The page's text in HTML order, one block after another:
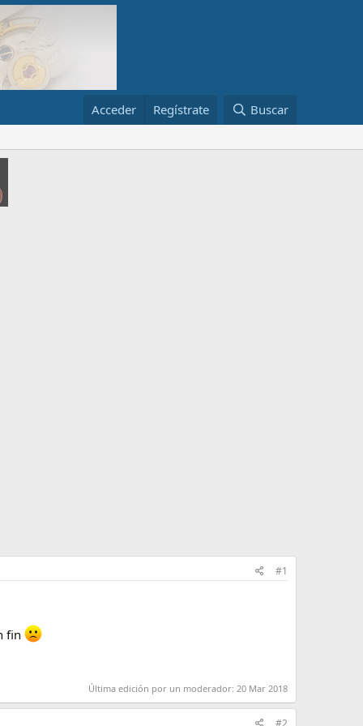
Acceder Regístrate Buscar
#1
fin
Última edición por un moderador: 20 Mar 2018
#2